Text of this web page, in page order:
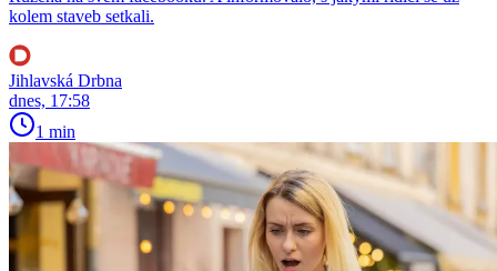
kolem staveb setkali.
Jihlavská Drbna
dnes, 17:58
1 min